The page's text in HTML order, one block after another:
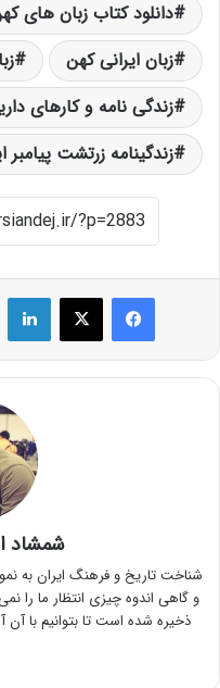
دانلود کتاب زبان های
زبان ایرانی کهن
زندگی نامه و کارهای
زندگینامه زرتشت پیامبر
فیس بوک X
شمشاد
شناخت تاریخ و فرهنگ ایران به
و گاهی اندوه چیزی انتظار ما را
ذخیره شده است تا بتوانیم با